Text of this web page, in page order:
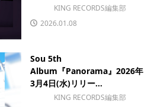
KING RECORDS編集部
2026.01.08
Sou 5th
Album『Panorama』2026年
3月4日(水)リリー...
KING RECORDS編集部